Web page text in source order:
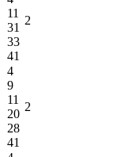
11
31
33
41
2
4
9
11
20
28
41
2